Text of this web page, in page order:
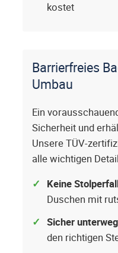
kostet
Barrierfreies
Umbau
Ein
Sicherheit und
Unsere TÜV-
alle wichtigen
Keine
Duschen mit
Sicher
den richtigen